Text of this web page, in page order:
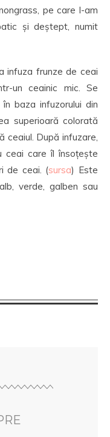
pe care l-am
și deștept, numit
infuza frunze de ceai
un ceainic mic. Se
baza infuzorului din
superioară colorată
ceaiul. După infuzare,
ceai care îl însoțește
de ceai. (sursa) Este
verde, galben sau